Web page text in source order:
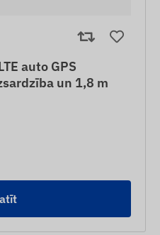
auto GPS
un 1,8 m